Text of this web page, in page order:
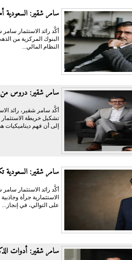
سامر شقير: السعودية
أكَّد رائد الاستثمار
النظام المالي...
سامر شقير: دروس من
أكَّد سامر شقير، رائد
تشكيل خريطة الاستثمار
إلى أن فهم ديناميكيات
سامر شقير: السعودية
أكَّد رائد الاستثمار
الاستثمارية جرأة
على التوالي، في إنجاز...
سامر شقير: أدوات